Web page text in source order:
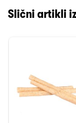
Slični artikli